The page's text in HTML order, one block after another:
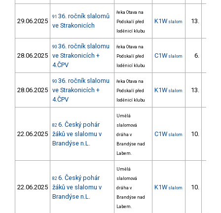
29.06.2025
91 36. ročník slalomů
ve Strakonicích
řeka Otava na
Podskalí před
loděnicí klubu
K1W slalom 13.
28.06.2025
90 36. ročník slalomu
ve Strakonicích +
4.ČPV
řeka Otava na
Podskalí před
loděnicí klubu
C1W slalom 6.
28.06.2025
90 36. ročník slalomu
ve Strakonicích +
4.ČPV
řeka Otava na
Podskalí před
loděnicí klubu
K1W slalom 13.
22.06.2025
82 6. Český pohár
žáků ve slalomu v
Brandýse n.L.
Umělá
slalomová
dráha v
Brandýse nad
Labem.
C1W slalom 10.
22.06.2025
82 6. Český pohár
žáků ve slalomu v
Brandýse n.L.
Umělá
slalomová
dráha v
Brandýse nad
Labem.
K1W slalom 10.